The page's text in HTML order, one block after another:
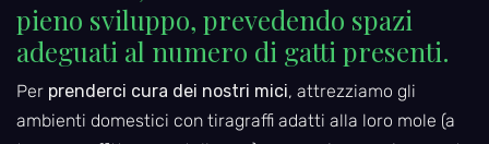
pieno sviluppo, prevedendo spazi
adeguati al numero di gatti presenti.
Per prenderci cura dei nostri mici, attrezziamo gli
ambienti domestici con tiragraffi adatti alla loro mole (a